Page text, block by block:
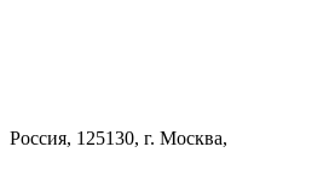
Россия, 125130, г. Москва,